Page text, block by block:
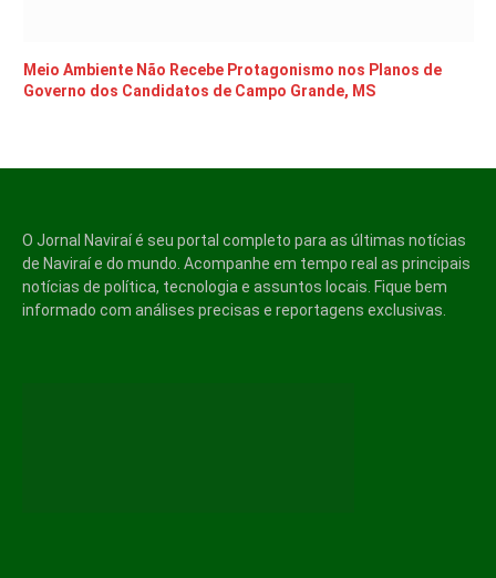
Meio Ambiente Não Recebe Protagonismo nos Planos de
Governo dos Candidatos de Campo Grande, MS
O Jornal Naviraí é seu portal completo para as últimas notícias
de Naviraí e do mundo. Acompanhe em tempo real as principais
notícias de política, tecnologia e assuntos locais. Fique bem
informado com análises precisas e reportagens exclusivas.